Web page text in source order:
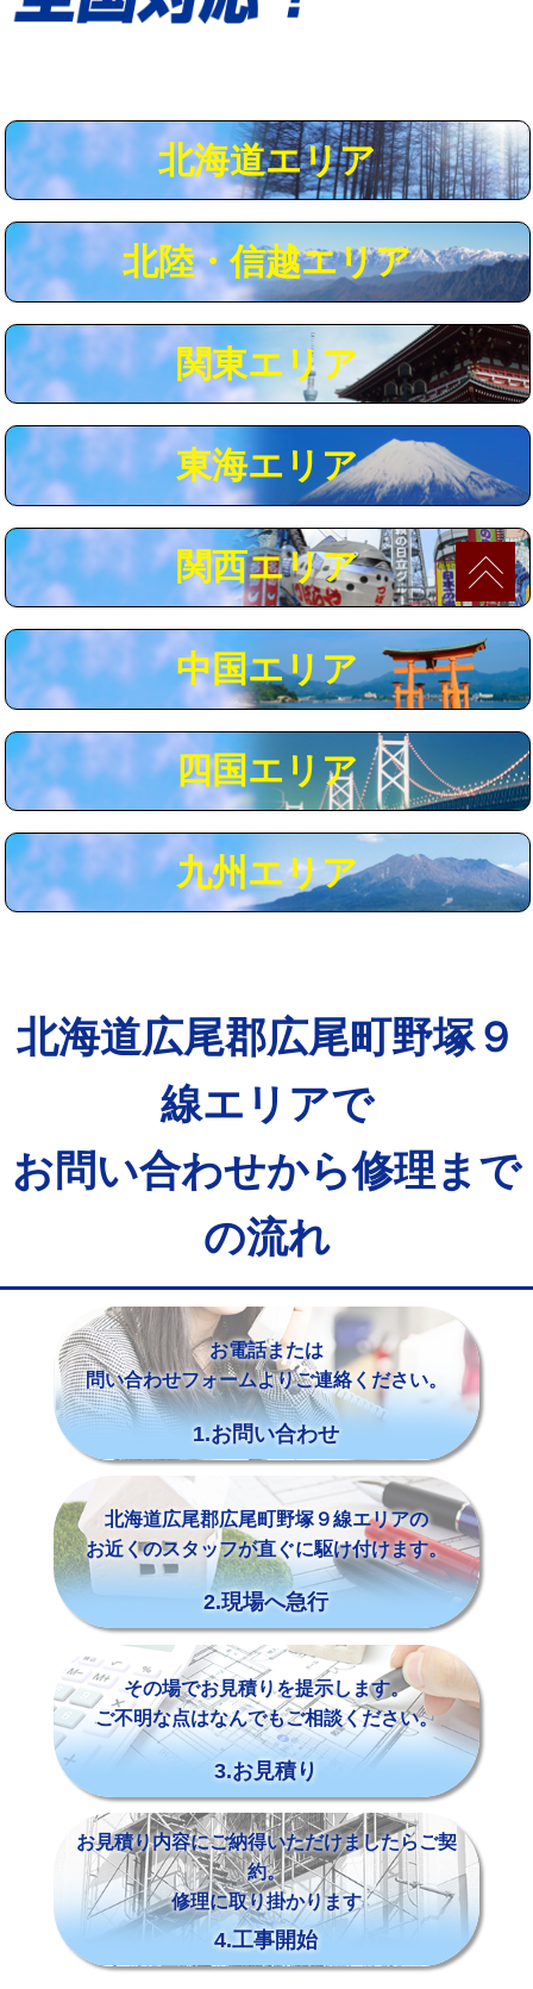
用（追加）/3ｍ超え)
給水管工事※（ライニング鋼管・銅
44,000円
給水管工事※（ライニング鋼管・銅
管・ポリ管・HT管使用/3ｍ超え)
+8,800円
マス交換（土の掘削・埋め戻し作業） 11,000円~
マス交換（深さ50㎝未満） 55,000円
マス交換（深さ50㎝以上） 66,000円
コンクリート斫り（厚さ10㎝まで） 27,500円
コンクリート斫り（厚さ10㎝超え） 38,500円
モルタル補修（厚さ10㎝まで） 27,500円
追加人工 16,500円
※給水管工事は20mmまでの価格です。
北海道エリア
北陸・信越エリア
関東エリア
東海エリア
関西エリア
中国エリア
四国エリア
九州エリア
北海道広尾郡広尾町野塚９
線エリアで
お問い合わせから修理まで
の流れ
お電話または
問い合わせフォームよりご連絡ください。
1.お問い合わせ
北海道広尾郡広尾町野塚９線エリアの
お近くのスタッフが直ぐに駆け付けます。
2.現場へ急行
その場でお見積りを提示します。
ご不明な点はなんでもご相談ください。
3.お見積り
お見積り内容にご納得いただけましたらご契
約。
修理に取り掛かります
4.工事開始